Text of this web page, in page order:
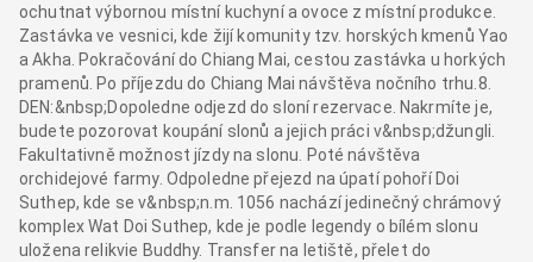
ochutnat výbornou místní kuchyní a ovoce z místní produkce.
Zastávka ve vesnici, kde žijí komunity tzv. horských kmenů Yao
a Akha. Pokračování do Chiang Mai, cestou zastávka u horkých
pramenů. Po příjezdu do Chiang Mai návštěva nočního trhu.8.
DEN:&nbsp;Dopoledne odjezd do sloní rezervace. Nakrmíte je,
budete pozorovat koupání slonů a jejich práci v&nbsp;džungli.
Fakultativně možnost jízdy na slonu. Poté návštěva
orchidejové farmy. Odpoledne přejezd na úpatí pohoří Doi
Suthep, kde se v&nbsp;n.m. 1056 nachází jedinečný chrámový
komplex Wat Doi Suthep, kde je podle legendy o bílém slonu
uložena relikvie Buddhy. Transfer na letiště, přelet do